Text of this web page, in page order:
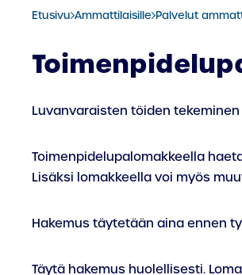
Etusivu Ammattilaisille Palvelut
Luvanvaraisten töiden
Toimenpidelupalomakkeella
Lisäksi lomakkeella voi myös
Hakemus täytetään aina ennen
Täytä hakemus huolellisesti.